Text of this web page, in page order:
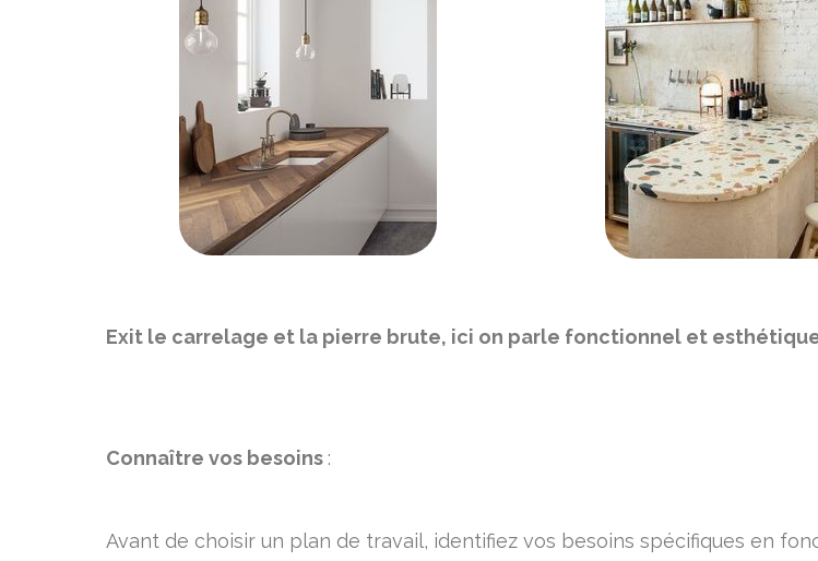
Exit le carrelage et la pierre brute, ici on parle fonctionnel et
Connaître vos besoins:
Avant de choisir un plan de travail, identifiez vos besoins spécifiques en